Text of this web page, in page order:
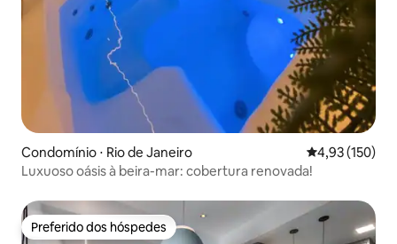
Condomínio ⋅ Rio de Janeiro 4,93 de uma
4,93 (150)
Luxuoso oásis à beira-mar: cobertura renovada!
Preferido dos hóspedes
Preferido dos hóspedes